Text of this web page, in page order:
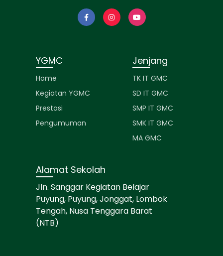
YGMC
Home
Kegiatan YGMC
Prestasi
Pengumuman
Jenjang
TK IT GMC
SD IT GMC
SMP IT GMC
SMK IT GMC
MA GMC
Alamat Sekolah
Jln. Sanggar Kegiatan Belajar
Puyung, Puyung, Jonggat, Lombok
Tengah, Nusa Tenggara Barat
(NTB)